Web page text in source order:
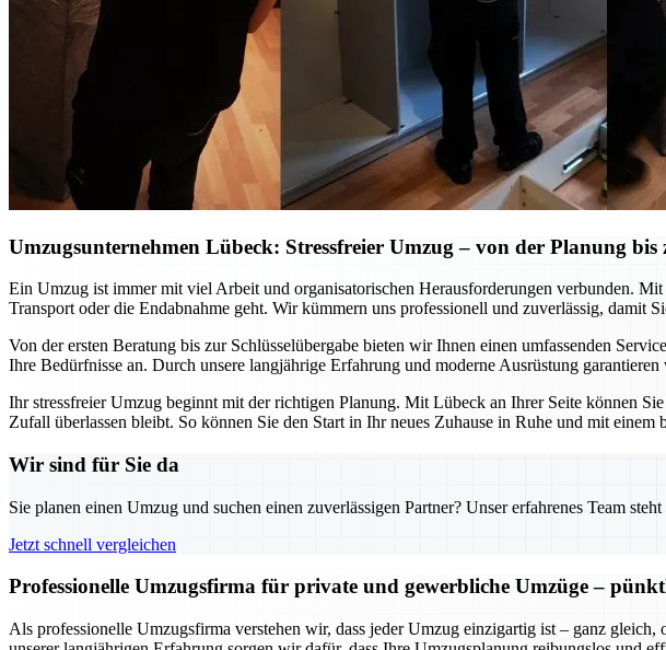
Umzugsunternehmen Lübeck: Stressfreier Umzug – von der Planung bis
Ein Umzug ist immer mit viel Arbeit und organisatorischen Herausforderungen verbunden.
Transport oder die Endabnahme geht. Wir kümmern uns professionell und zuverlässig, damit
Von der ersten Beratung bis zur Schlüsselübergabe bieten wir Ihnen einen umfassenden
Ihre Bedürfnisse an. Durch unsere langjährige Erfahrung und moderne Ausrüstung
Ihr stressfreier Umzug beginnt mit der richtigen Planung. Mit Lübeck an Ihrer Seite können
Zufall überlassen bleibt. So können Sie den Start in Ihr neues Zuhause in Ruhe und mit einem
Wir sind für Sie da
Sie planen einen Umzug und suchen einen zuverlässigen Partner? Unser erfahrenes Team
Jetzt schnell vergleichen
Professionelle Umzugsfirma für private und gewerbliche Umzüge –
Als professionelle Umzugsfirma verstehen wir, dass jeder Umzug einzigartig ist – ganz